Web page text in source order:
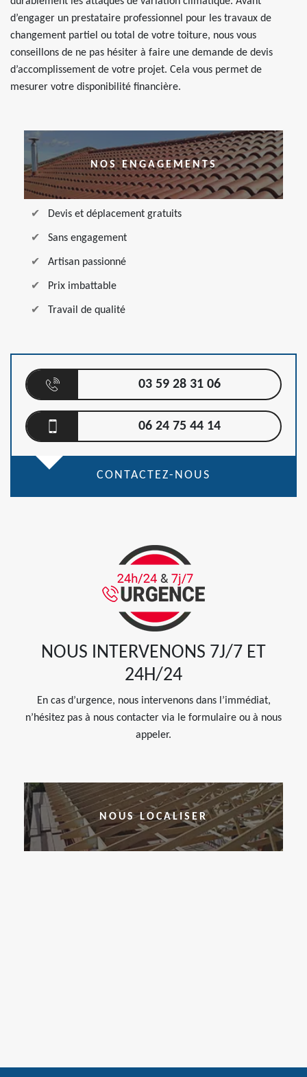
d’engager un prestataire professionnel pour les travaux de
changement partiel ou total de votre toiture, nous vous
conseillons de ne pas hésiter à faire une demande de devis
d’accomplissement de votre projet. Cela vous permet de
mesurer votre disponibilité financière.
NOS ENGAGEMENTS
Devis et déplacement gratuits
Sans engagement
Artisan passionné
Prix imbattable
Travail de qualité
03 59 28 31 06
06 24 75 44 14
CONTACTEZ-NOUS
NOUS INTERVENONS 7J/7 ET
24H/24
En cas d’urgence, nous intervenons dans l’immédiat,
n’hésitez pas à nous contacter via le formulaire ou à nous
appeler.
NOUS LOCALISER